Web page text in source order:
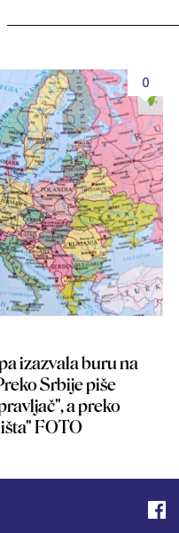
0
izazvala buru na
Srbije piše
a preko
FOTO